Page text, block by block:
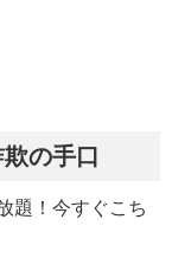
の手口
題！今すぐこち